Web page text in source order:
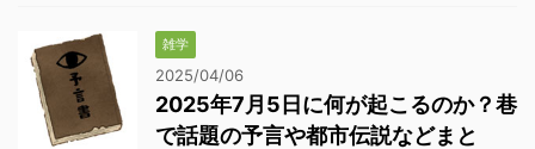
雑学
2025/04/06
2025年7月5日に何が起こるのか？巷
で話題の予言や都市伝説などまと